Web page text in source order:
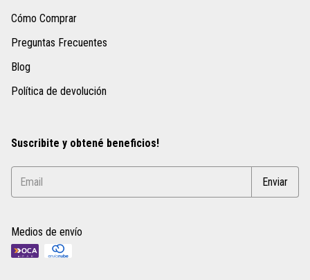
Cómo Comprar
Preguntas Frecuentes
Blog
Política de devolución
Suscribite y obtené beneficios!
Medios de envío